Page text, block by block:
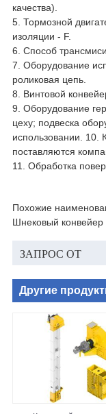
качества).
5. Тормозной
изоляции - F.
6. Способ
7. Оборудование
роликовая цепь.
8. Винтовой
9. Оборудование
цеху; подвеска
использовании. 10.
поставляются
11. Обработка
Похожие
Шнековый конвейер
ЗАПРОС ОТ
Другие